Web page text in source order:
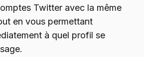
Twitter avec la même
en vous permettant
à quel profil se